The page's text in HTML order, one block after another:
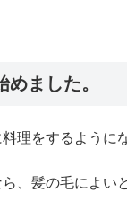
ました。
理をするように
、髪の毛によい